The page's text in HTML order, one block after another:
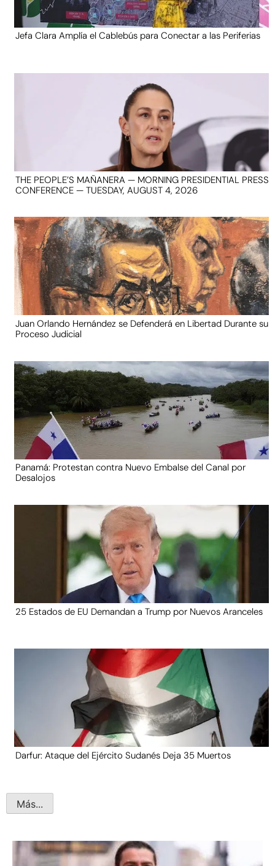
Jefa Clara Amplía el Cablebús para Conectar a las Periferias
THE PEOPLE’S MAÑANERA — MORNING PRESIDENTIAL PRESS
CONFERENCE — TUESDAY, AUGUST 4, 2026
Juan Orlando Hernández se Defenderá en Libertad Durante su
Proceso Judicial
Panamá: Protestan contra Nuevo Embalse del Canal por
Desalojos
25 Estados de EU Demandan a Trump por Nuevos Aranceles
Darfur: Ataque del Ejército Sudanés Deja 35 Muertos
Más...